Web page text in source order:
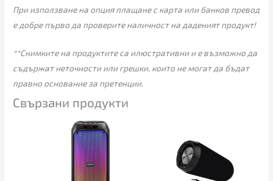
При използване на опция плащане с карта или банков превод
е добре първо да проверите наличност на даденият продукт!
**Снимките на продуктите са илюстративни и е възможно да
съдържат неточности или грешки, които не могат да бъдат
правно основание за претенции.
Свързани продукти